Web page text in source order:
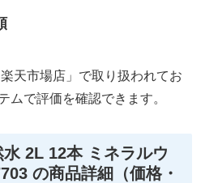
天市場店」で取り扱われてお
ムで評価を確認できます。
2L 12本 ミネラルウ
の商品詳細（価格・